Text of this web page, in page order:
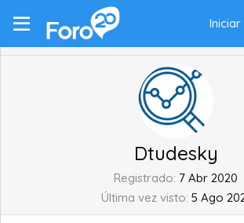
Iniciar
Dtudesky
Registrado 7 Abr 2020
Última vez visto 5 Ago